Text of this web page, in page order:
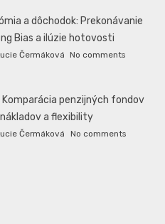
a dôchodok: Prekonávanie
Bias a ilúzie hotovosti
Čermáková No comments
Komparácia penzijných fondov
a flexibility
Čermáková No comments